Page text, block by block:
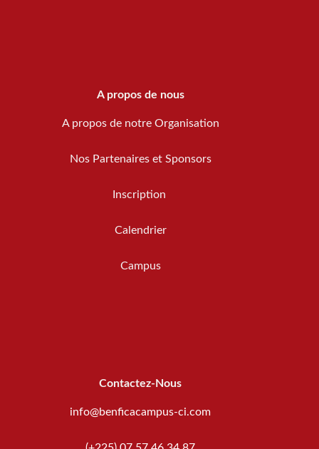
A propos de nous
A propos de notre Organisation
Nos Partenaires et Sponsors
Inscription
Calendrier
Campus
Contactez-Nous
info@benficacampus-ci.com